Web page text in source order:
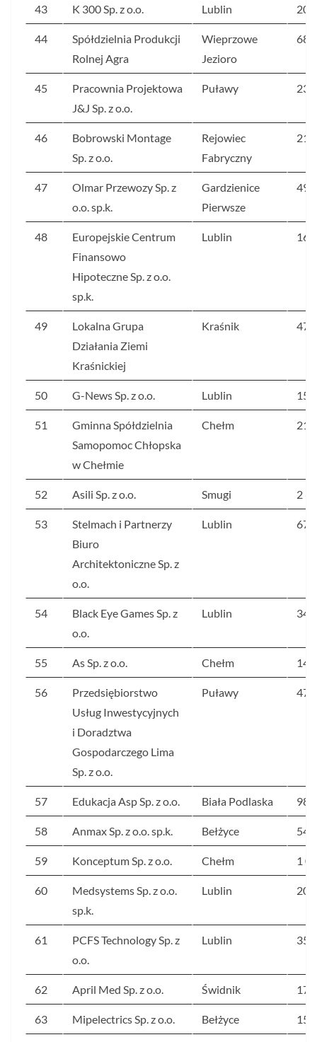
43 K 300 Sp. z o.o. Lublin 203
44
Spółdzielnia Produkcji
Rolnej Agra
Wieprzowe
Jezioro
685
45
Pracownia Projektowa
J&J Sp. z o.o.
Puławy 234
46
Bobrowski Montage
Sp. z o.o.
Rejowiec
Fabryczny
216
47
Olmar Przewozy Sp. z
o.o. sp.k.
Gardzienice
Pierwsze
496
48
Europejskie Centrum
Finansowo
Hipoteczne Sp. z o.o.
sp.k.
Lublin 165
49
Lokalna Grupa
Działania Ziemi
Kraśnickiej
Kraśnik 470
50 G-News Sp. z o.o. Lublin 158
51
Gminna Spółdzielnia
Samopomoc Chłopska
w Chełmie
Chełm 215
52 Asili Sp. z o.o. Smugi 2
53
Stelmach i Partnerzy
Biuro
Architektoniczne Sp. z
o.o.
Lublin 676
54
Black Eye Games Sp. z
o.o.
Lublin 346
55 As Sp. z o.o. Chełm 143
56
Przedsiębiorstwo
Usług Inwestycyjnych
i Doradztwa
Gospodarczego Lima
Sp. z o.o.
Puławy 470
57 Edukacja Asp Sp. z o.o. Biała Podlaska 988
58 Anmax Sp. z o.o. sp.k. Bełżyce 542
59 Konceptum Sp. z o.o. Chełm 1
60
Medsystems Sp. z o.o.
sp.k.
Lublin 207
61
PCFS Technology Sp. z
o.o.
Lublin 354
62 April Med Sp. z o.o. Świdnik 174
63 Mipelectrics Sp. z o.o. Bełżyce 157